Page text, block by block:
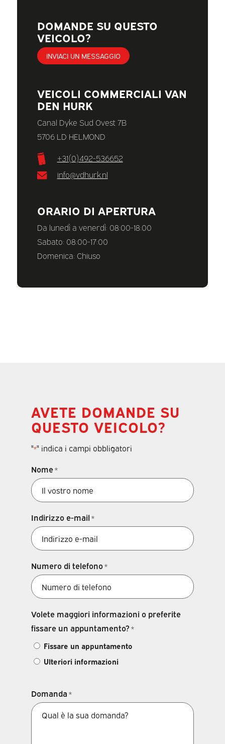
DOMANDE SU QUESTO
VEICOLO?
INVIACI UN MESSAGGIO
VEICOLI COMMERCIALI VAN
DEN HURK
Canal Dyke Sud Ovest 7B
5706 LD HELMOND
+31(0)492-536652
info@vdhurk.nl
ORARIO DI APERTURA
Da lunedì a venerdì: 08:00-18:00
Sabato: 08:00-17:00
Domenica: Chiuso
AVETE DOMANDE SU
QUESTO VEICOLO?
"*" indica i campi obbligatori
Nome*
Indirizzo e-mail *
Numero di telefono*
Volete maggiori informazioni o preferite
fissare un appuntamento? *
Fissare un appuntamento
Ulteriori informazioni
Domanda *